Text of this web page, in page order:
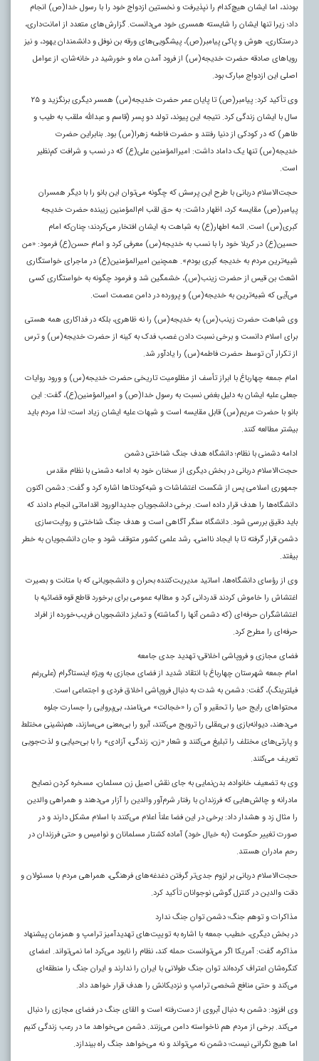
بودند، اما ایشان هیچ‌کدام را نپذیرفت و نخستین ازدواج خود را با رسول خدا(ص) انجام
داد؛ زیرا تنها ایشان را شایسته همسری خود می‌دانست. گزارش‌های متعدد از امانت‌داری،
درستکاری، هوش و پاکی پیامبر(ص)، پیشگویی‌های ورقه بن نوفل و دانشمندان یهود، و نیز
رویاهای صادقه حضرت خدیجه(س) از فرود آمدن ماه و خورشید در خانه‌شان، از عوامل
اصلی این ازدواج مبارک بود.
وی تأکید کرد: پیامبر(ص) تا پایان عمر حضرت خدیجه(س) همسر دیگری برنگزید و ۲۵
سال با ایشان زندگی کرد. نتیجه این پیوند، تولد دو پسر (قاسم و عبدالله ملقب به طیب و
طاهر) که در کودکی از دنیا رفتند و حضرت فاطمه زهرا(س) بود. بنابراین حضرت
خدیجه(س) تنها یک داماد داشت: امیرالمؤمنین علی(ع) که در نسب و شرافت کم‌نظیر
است.
حجت‌الاسلام دربانی با طرح این پرسش که چگونه می‌توان این بانو را با دیگر همسران
پیامبر(ص) مقایسه کرد، اظهار داشت: به حق لقب ام‌المؤمنین زیبنده حضرت خدیجه
کبری(س) است. ائمه اطهار(ع) به شباهت به ایشان افتخار می‌کردند؛ چنان‌که امام
حسین(ع) در کربلا خود را با نسب به خدیجه(س) معرفی کرد و امام حسن(ع) فرمود: «من
شبیه‌ترین مردم به خدیجه کبری بودم». همچنین امیرالمؤمنین(ع) در ماجرای خواستگاری
اشعث بن قیس از حضرت زینب(س)، خشمگین شد و فرمود چگونه به خواستگاری کسی
می‌آیی که شبیه‌ترین به خدیجه(س) و پرورده در دامن عصمت است.
وی شباهت حضرت زینب(س) به خدیجه(س) را نه ظاهری، بلکه در فداکاری همه هستی
برای اسلام دانست و برخی نسبت دادن غصب فدک به کینه از حضرت خدیجه(س) و ترس
از تکرار آن توسط حضرت فاطمه(س) را یادآور شد.
امام جمعه چهارباغ با ابراز تأسف از مظلومیت تاریخی حضرت خدیجه(س) و ورود روایات
جعلی علیه ایشان به دلیل بغض نسبت به رسول خدا(ص) و امیرالمؤمنین(ع)، گفت: این
بانو با حضرت مریم(س) قابل مقایسه است و شبهات علیه ایشان زیاد است؛ لذا مردم باید
بیشتر مطالعه کنند.
ادامه دشمنی با نظام؛ دانشگاه هدف جنگ شناختی دشمن
حجت‌الاسلام دربانی در بخش دیگری از سخنان خود به ادامه دشمنی با نظام مقدس
جمهوری اسلامی پس از شکست اغتشاشات و شبه‌کودتاها اشاره کرد و گفت: دشمن اکنون
دانشگاه‌ها را هدف قرار داده است. برخی دانشجویان جدیدالورود اقداماتی انجام دادند که
باید دقیق بررسی شود. دانشگاه سنگر آگاهی است و هدف جنگ شناختی و روایت‌سازی
دشمن قرار گرفته تا با ایجاد ناامنی، رشد علمی کشور متوقف شود و جان دانشجویان به خطر
بیفتد.
وی از رؤسای دانشگاه‌ها، اساتید مدیریت‌کننده بحران و دانشجویانی که با متانت و بصیرت
اغتشاش را خاموش کردند قدردانی کرد و مطالبه عمومی برای برخورد قاطع قوه قضائیه با
اغتشاشگران حرفه‌ای (که دشمن آنها را گماشته) و تمایز دانشجویان فریب‌خورده از افراد
حرفه‌ای را مطرح کرد.
فضای مجازی و فروپاشی اخلاقی؛ تهدید جدی جامعه
امام جمعه شهرستان چهارباغ با انتقاد شدید از فضای مجازی به ویژه اینستاگرام (علی‌رغم
فیلترینگ)، گفت: دشمن به شدت به دنبال فروپاشی اخلاق فردی و اجتماعی است.
محتواهای رایج حیا را تحقیر و آن را «خجالت» می‌نامند، بی‌پروایی را جسارت جلوه
می‌دهند، دیوانه‌بازی و بی‌عقلی را ترویج می‌کنند، آبرو را بی‌معنی می‌سازند، هم‌نشینی مختلط
و پارتی‌های مختلف را تبلیغ می‌کنند و شعار «زن، زندگی، آزادی» را با بی‌حیایی و لذت‌جویی
تعریف می‌کنند.
وی به تضعیف خانواده، بدن‌نمایی به جای نقش اصیل زن مسلمان، مسخره کردن نصایح
مادرانه و چالش‌هایی که فرزندان با رفتار شرم‌آور والدین را آزار می‌دهند و همراهی والدین
را مثال زد و هشدار داد: برخی در این فضا علناً اعلام می‌کنند با اسلام مشکل دارند و در
صورت تغییر حکومت (به خیال خود) آماده کشتار مسلمانان و نوامیس و حتی فرزندان در
رحم مادران هستند.
حجت‌الاسلام دربانی بر لزوم جدی‌تر گرفتن دغدغه‌های فرهنگی، همراهی مردم با مسئولان و
دقت والدین در کنترل گوشی نوجوانان تأکید کرد.
مذاکرات و توهم جنگ؛ دشمن توان جنگ ندارد
در بخش دیگری، خطیب جمعه با اشاره به توییت‌های تهدیدآمیز ترامپ و همزمان پیشنهاد
مذاکره، گفت: آمریکا اگر می‌توانست حمله کند، نظام را نابود می‌کرد اما نمی‌تواند. اعضای
کنگره‌شان اعتراف کرده‌اند توان جنگ طولانی با ایران را ندارند و ایران جنگ را منطقه‌ای
می‌کند و حتی منافع شخصی ترامپ و نزدیکانش را هدف قرار خواهد داد.
وی افزود: دشمن به دنبال آبروی از دست‌رفته است و القای جنگ در فضای مجازی را دنبال
می‌کند. برخی از مردم هم ناخواسته دامن می‌زنند. دشمن می‌خواهد ما در رعب زندگی کنیم
اما هیچ نگرانی نیست؛ دشمن نه می‌تواند و نه می‌خواهد جنگ راه بیندازد.